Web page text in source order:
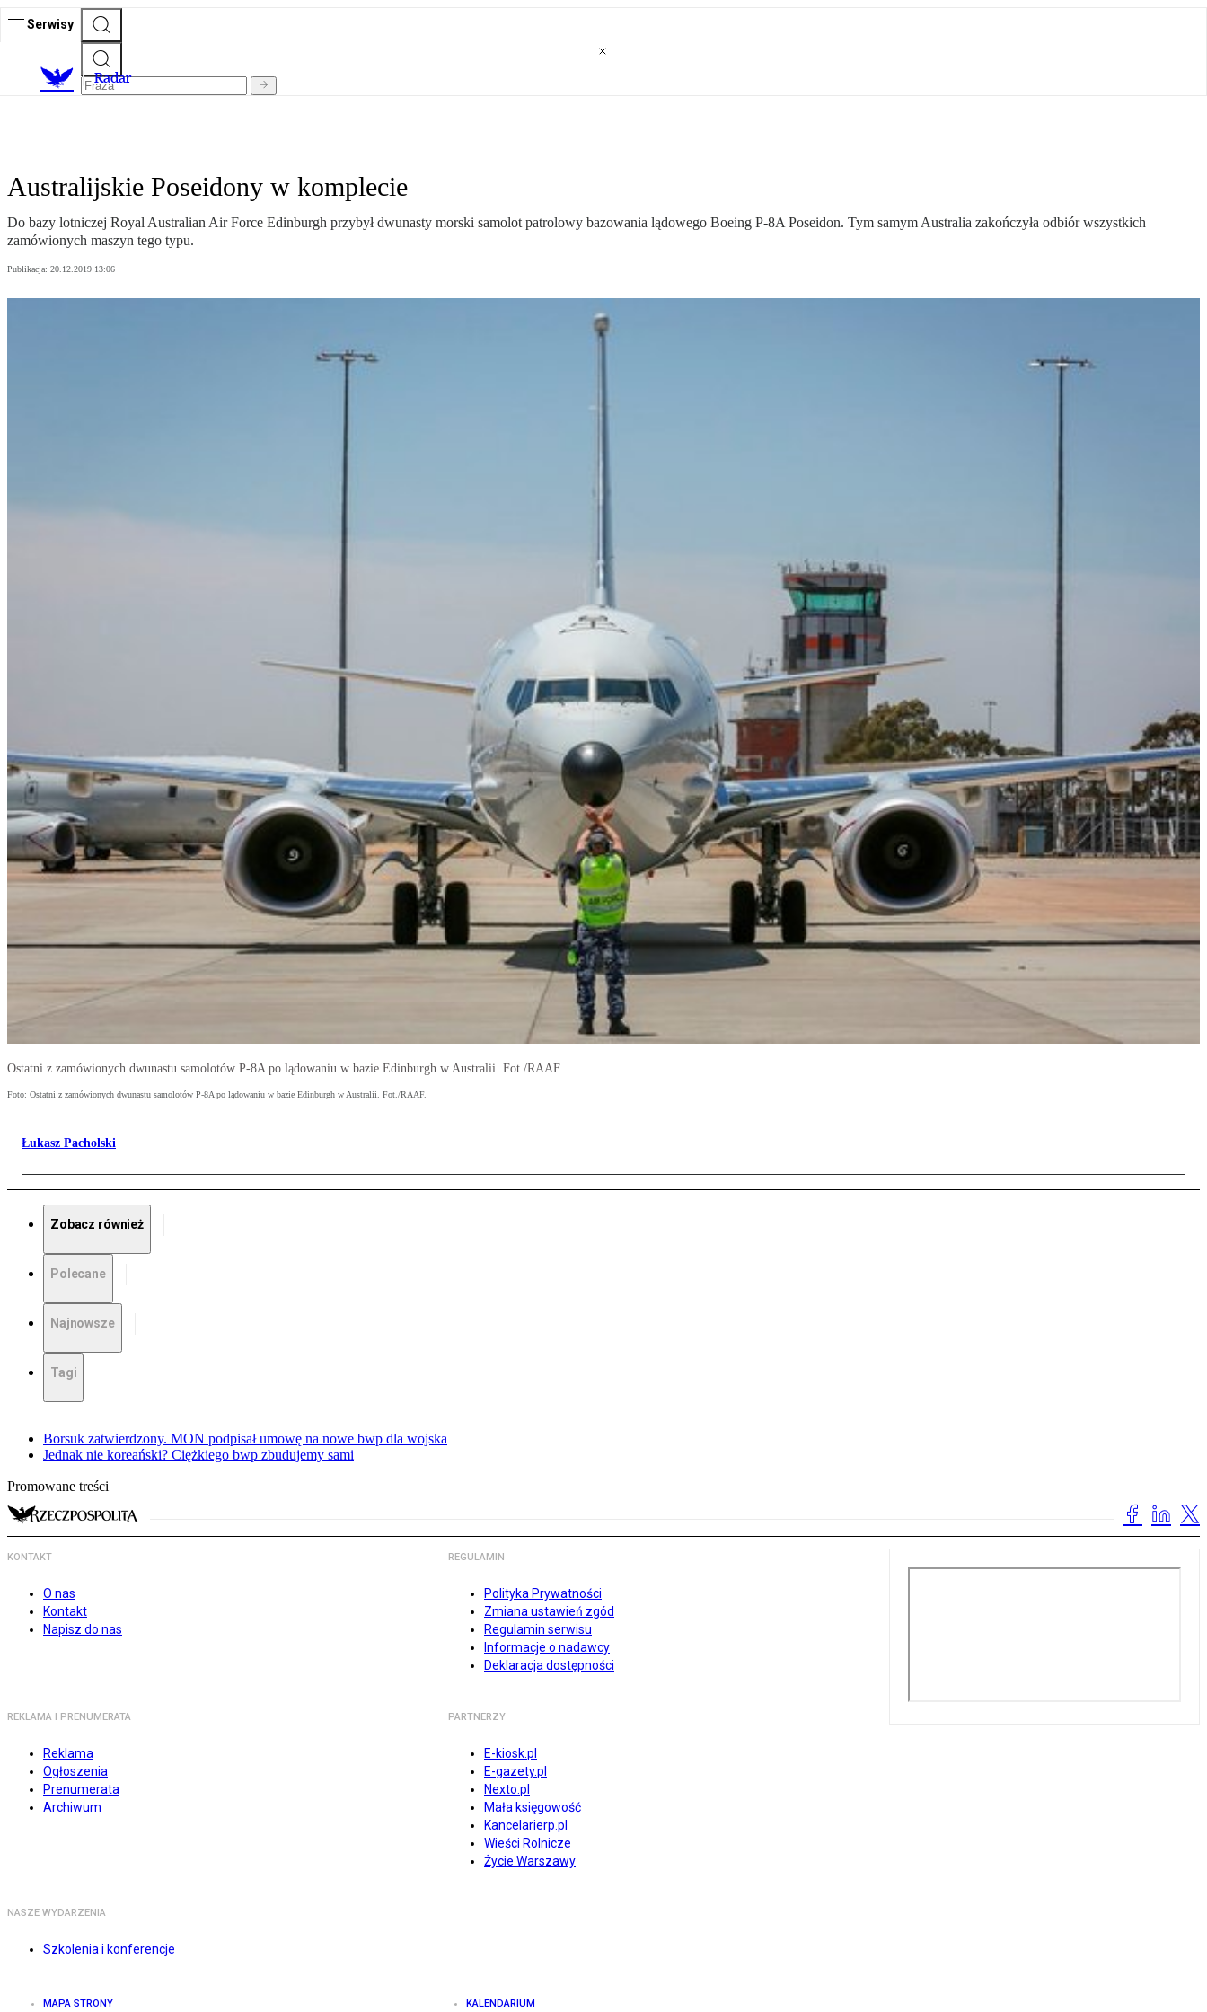
Serwisy
Radar
Australijskie Poseidony w komplecie
Do bazy lotniczej Royal Australian Air Force Edinburgh przybył dwunasty morski samolot patrolowy bazowania lądowego Boeing P-8A Poseidon. Tym samym Australia zakończyła odbiór wszystkich
zamówionych maszyn tego typu.
Publikacja: 20.12.2019 13:06
Ostatni z zamówionych dwunastu samolotów P-8A po lądowaniu w bazie Edinburgh w Australii. Fot./RAAF.
Foto: Ostatni z zamówionych dwunastu samolotów P-8A po lądowaniu w bazie Edinburgh w Australii. Fot./RAAF.
Łukasz Pacholski
Zobacz również
Polecane
Najnowsze
Tagi
Borsuk zatwierdzony. MON podpisał umowę na nowe bwp dla wojska
Jednak nie koreański? Ciężkiego bwp zbudujemy sami
Promowane treści
KONTAKT
O nas
Kontakt
Napisz do nas
REGULAMIN
Polityka Prywatności
Zmiana ustawień zgód
Regulamin serwisu
Informacje o nadawcy
Deklaracja dostępności
REKLAMA I PRENUMERATA
Reklama
Ogłoszenia
Prenumerata
Archiwum
PARTNERZY
E-kiosk.pl
E-gazety.pl
Nexto.pl
Mała księgowość
Kancelarierp.pl
Wieści Rolnicze
Życie Warszawy
NASZE WYDARZENIA
Szkolenia i konferencje
MAPA STRONY KALENDARIUM